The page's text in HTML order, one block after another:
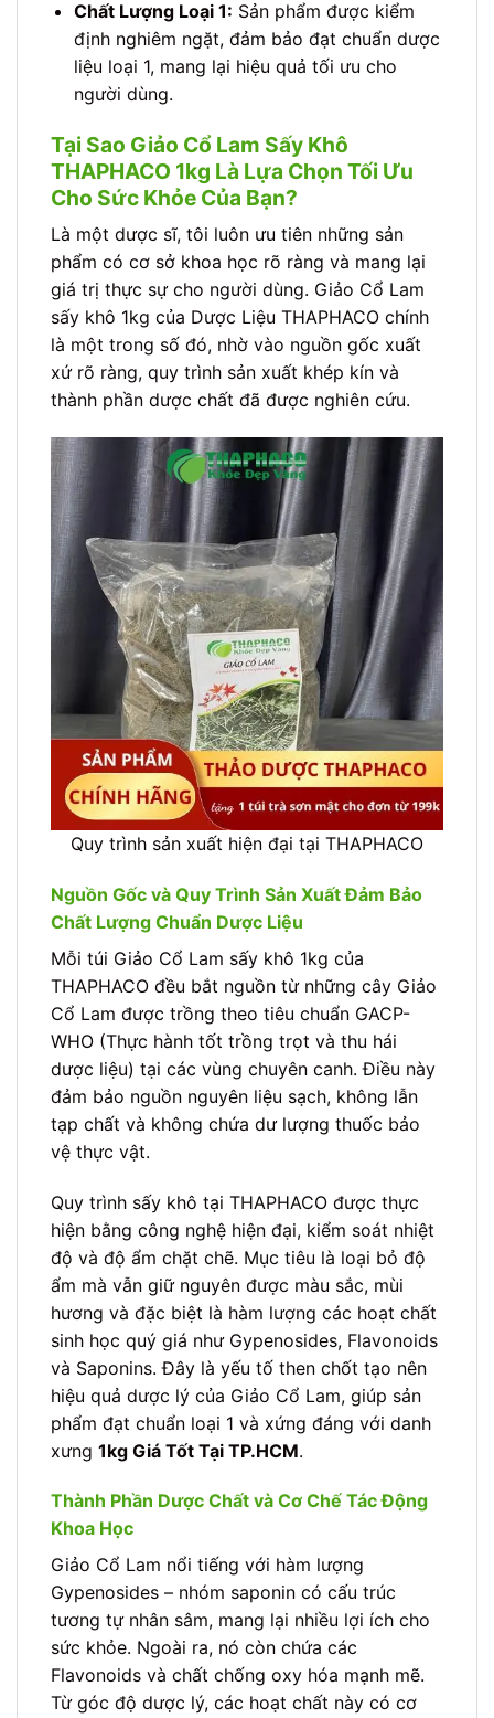
Chất Lượng Loại 1: Sản phẩm được kiểm
định nghiêm ngặt, đảm bảo đạt chuẩn dược
liệu loại 1, mang lại hiệu quả tối ưu cho
người dùng.
Tại Sao Giảo Cổ Lam Sấy Khô
THAPHACO 1kg Là Lựa Chọn Tối Ưu
Cho Sức Khỏe Của Bạn?
Là một dược sĩ, tôi luôn ưu tiên những sản
phẩm có cơ sở khoa học rõ ràng và mang lại
giá trị thực sự cho người dùng. Giảo Cổ Lam
sấy khô 1kg của Dược Liệu THAPHACO chính
là một trong số đó, nhờ vào nguồn gốc xuất
xứ rõ ràng, quy trình sản xuất khép kín và
thành phần dược chất đã được nghiên cứu.
Quy trình sản xuất hiện đại tại THAPHACO
Nguồn Gốc và Quy Trình Sản Xuất Đảm Bảo
Chất Lượng Chuẩn Dược Liệu
Mỗi túi Giảo Cổ Lam sấy khô 1kg của
THAPHACO đều bắt nguồn từ những cây Giảo
Cổ Lam được trồng theo tiêu chuẩn GACP-
WHO (Thực hành tốt trồng trọt và thu hái
dược liệu) tại các vùng chuyên canh. Điều này
đảm bảo nguồn nguyên liệu sạch, không lẫn
tạp chất và không chứa dư lượng thuốc bảo
vệ thực vật.
Quy trình sấy khô tại THAPHACO được thực
hiện bằng công nghệ hiện đại, kiểm soát nhiệt
độ và độ ẩm chặt chẽ. Mục tiêu là loại bỏ độ
ẩm mà vẫn giữ nguyên được màu sắc, mùi
hương và đặc biệt là hàm lượng các hoạt chất
sinh học quý giá như Gypenosides, Flavonoids
và Saponins. Đây là yếu tố then chốt tạo nên
hiệu quả dược lý của Giảo Cổ Lam, giúp sản
phẩm đạt chuẩn loại 1 và xứng đáng với danh
xưng 1kg Giá Tốt Tại TP.HCM.
Thành Phần Dược Chất và Cơ Chế Tác Động
Khoa Học
Giảo Cổ Lam nổi tiếng với hàm lượng
Gypenosides – nhóm saponin có cấu trúc
tương tự nhân sâm, mang lại nhiều lợi ích cho
sức khỏe. Ngoài ra, nó còn chứa các
Flavonoids và chất chống oxy hóa mạnh mẽ.
Từ góc độ dược lý, các hoạt chất này có cơ